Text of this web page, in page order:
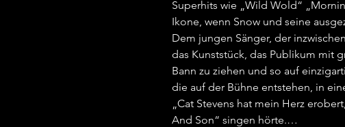
Superhits wie „Wild Wold“
Ikone, wenn Snow und seine
Dem jungen Sänger, der
das Kunststück, das Publikum mit
Bann zu ziehen und so auf
die auf der Bühne entstehen, in
„Cat Stevens hat mein Herz
And Son“ singen hörte.…